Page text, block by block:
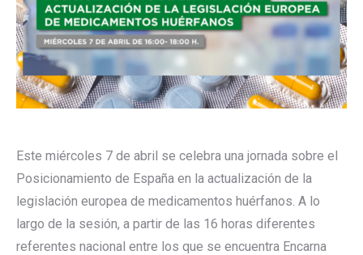
Este miércoles 7 de abril se celebra una jornada sobre el
Posicionamiento de España en la actualización de la
legislación europea de medicamentos huérfanos. A lo
largo de la sesión, a partir de las 16 horas diferentes
referentes nacional entre los que se encuentra Encarna